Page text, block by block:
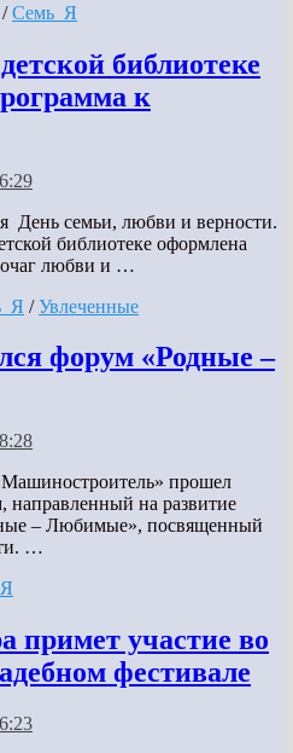
/Семь_Я
библиотеке
к
День семьи, любви и верности.
библиотеке оформлена
очаг любви и …
/Увлеченные
форум «Родные –
прошел
направленный на развитие
– Любимые», посвященный
…
примет участие во
фестивале